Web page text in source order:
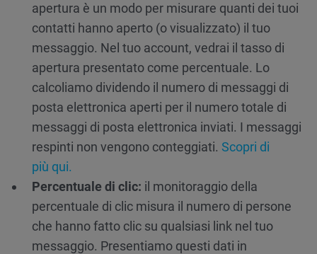
apertura è un modo per misurare quanti dei tuoi
contatti hanno aperto (o visualizzato) il tuo
messaggio. Nel tuo account, vedrai il tasso di
apertura presentato come percentuale. Lo
calcoliamo dividendo il numero di messaggi di
posta elettronica aperti per il numero totale di
messaggi di posta elettronica inviati. I messaggi
respinti non vengono conteggiati. Scopri di
più qui.
Percentuale di clic: il monitoraggio della
percentuale di clic misura il numero di persone
che hanno fatto clic su qualsiasi link nel tuo
messaggio. Presentiamo questi dati in